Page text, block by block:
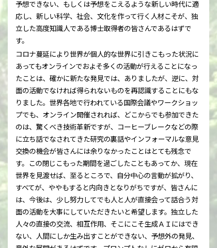
予想できない、もしくは予想をこえるような新しい時代に適
応し、新しい科学、社会、文化を作って行く人材こそが、独
立した高度知識人である博士取得者の皆さんであるはずで
す。
コロナ蔓延により世界が個人的な世界に引きこもった状況に
あってもオンラインでおよそ多くの活動が行えることになっ
たことは、確かに新たな発見では、ありましたが、逆に、対
面の活動でなければ得られないものを再認識することにもな
りました。世界各地で行われている国際会議やワークショッ
プでも、オンライン開催されれば、どこからでも参加できた
のは、驚くべき技術革新ですが、コーヒーブレークなどの際
に立ち話でなされてきた研究の裏話やインフォーマルな意見
交換の機会が皆さんには余りなかったことはとても残念で
す。この閉じこもった期間を過ごしたこともあってか、現在
世界を見渡せば、至るところで、自分中心の言動が拡がり、
すべてが、ややもすると内向きとなりがちですが、皆さんに
は、今後は、少し努力してでも人と人が直接会って話合う対
面の活動を大事にしていただきたいと希望します。独立した
人々の直接の交流、相互作用、そこにこそ生成ＡＩにはでき
ない、人間にしか生み出すことができない、予想外の発見、